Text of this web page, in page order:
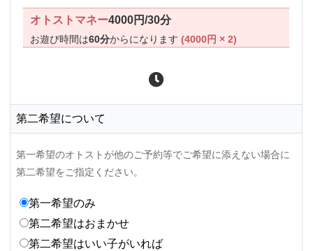
オトストマネー4000円/30分
お遊び時間は60分からになります(4000円 × 2)
第二希望について
第一希望のオトストが他のご予約等でご希望に添えない場合に
第二希望をご指定ください。
第一希望のみ
第二希望はおまかせ
第二希望はいい子がいれば